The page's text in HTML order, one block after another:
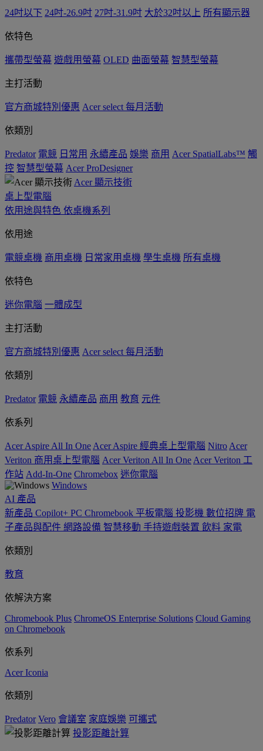
24吋以下 24吋-26.9吋 27吋-31.9吋 大於32吋以上 所有顯示器
依特色
攜帶型螢幕 遊戲用螢幕 OLED 曲面螢幕 智慧型螢幕
主打活動
官方商城特別優惠 Acer select 每月活動
依類別
Predator 電競 日常用 永續產品 娛樂 商用 Acer SpatialLabs™ 觸
控 智慧型螢幕 Acer ProDesigner
Acer 顯示技術
桌上型電腦
依用途與特色 依桌機系列
依用途
電競桌機 商用桌機 日常家用桌機 學生桌機 所有桌機
依特色
迷你電腦 一體成型
主打活動
官方商城特別優惠 Acer select 每月活動
依類別
Predator 電競 永續產品 商用 教育 元件
依系列
Acer Aspire All In One Acer Aspire 經典桌上型電腦 Nitro Acer
Veriton 商用桌上型電腦 Acer Veriton All In One Acer Veriton 工
作站 Add-In-One Chromebox 迷你電腦
Windows
AI 產品
新產品 Copilot+ PC Chromebook 平板電腦 投影機 數位招牌 電
子產品與配件 網路設備 智慧移動 手持遊戲裝置 飲料 家電
依類別
教育
依解決方案
Chromebook Plus ChromeOS Enterprise Solutions Cloud Gaming
on Chromebook
依系列
Acer Iconia
依類別
Predator Vero 會議室 家庭娛樂 可攜式
投影距離計算